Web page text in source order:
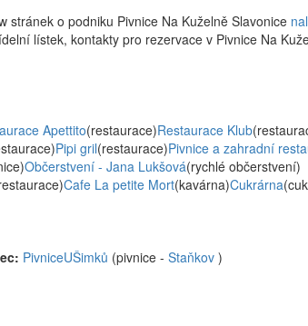
stránek o podniku Pivnice Na Kuželně Slavonice
lístek, kontakty pro rezervace v Pivnice Na
Apettito(restaurace)Restaurace Klub
Pipi gril(restaurace)Pivnice a zahradní
Občerstvení - Jana Lukšová(rychlé občerstvení)
Cafe La petite Mort(kavárna)Cukrárna
PivniceUŠimků (pivnice - Staňkov )